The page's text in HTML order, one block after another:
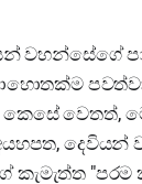
වහන්සේගේ
කෙසේ
"පරම